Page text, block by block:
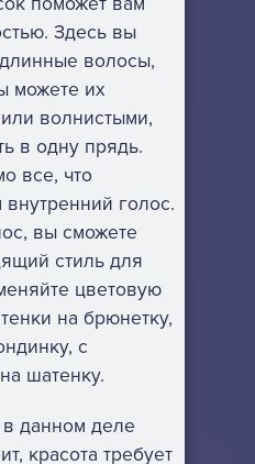
Здесь вы
волосы,
можете их
волнистыми,
в одну прядь.
все, что
голос.
вы сможете
стиль для
цветовую
на брюнетку,
с
шатенку.
данном деле
красота требует